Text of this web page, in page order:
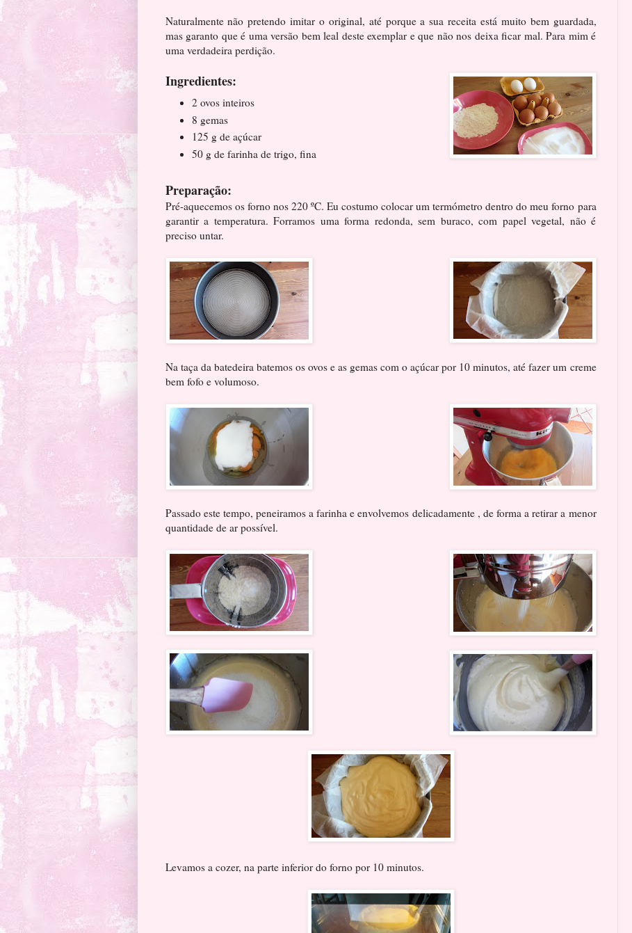
Naturalmente não pretendo imitar o original, até porque a sua receita está muito bem guardada,
mas garanto que é uma versão bem leal deste exemplar e que não nos deixa ficar mal. Para mim é
uma verdadeira perdição.
Ingredientes:
2 ovos inteiros
8 gemas
125 g de açúcar
50 g de farinha de trigo, fina
Preparação:
Pré-aquecemos os forno nos 220 ºC. Eu costumo colocar um termómetro dentro do meu forno para
garantir a temperatura. Forramos uma forma redonda, sem buraco, com papel vegetal, não é
preciso untar.
Na taça da batedeira batemos os ovos e as gemas com o açúcar por 10 minutos, até fazer um creme
bem fofo e volumoso.
Passado este tempo, peneiramos a farinha e envolvemos delicadamente , de forma a retirar a menor
quantidade de ar possível.
Levamos a cozer, na parte inferior do forno por 10 minutos.